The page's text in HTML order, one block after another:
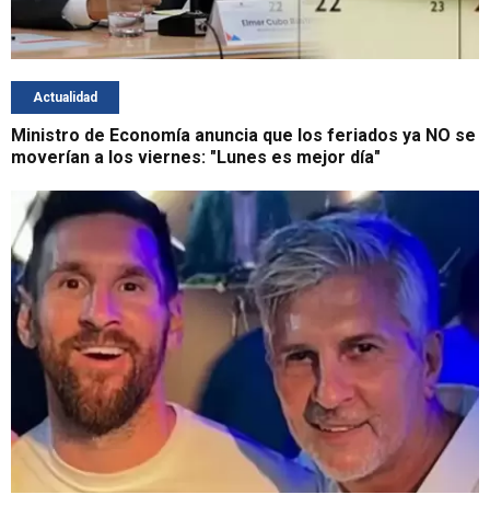
Actualidad
Ministro de Economía anuncia que los feriados ya NO se
moverían a los viernes: "Lunes es mejor día"